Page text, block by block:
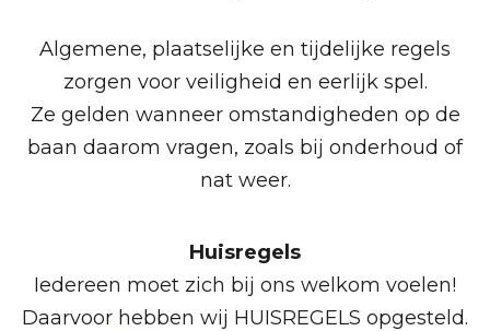
Algemene, plaatselijke en tijdelijke regels
zorgen voor veiligheid en eerlijk spel.
Ze gelden wanneer omstandigheden op de
baan daarom vragen, zoals bij onderhoud of
nat weer.
Huisregels
Iedereen moet zich bij ons welkom voelen!
Daarvoor hebben wij HUISREGELS opgesteld.